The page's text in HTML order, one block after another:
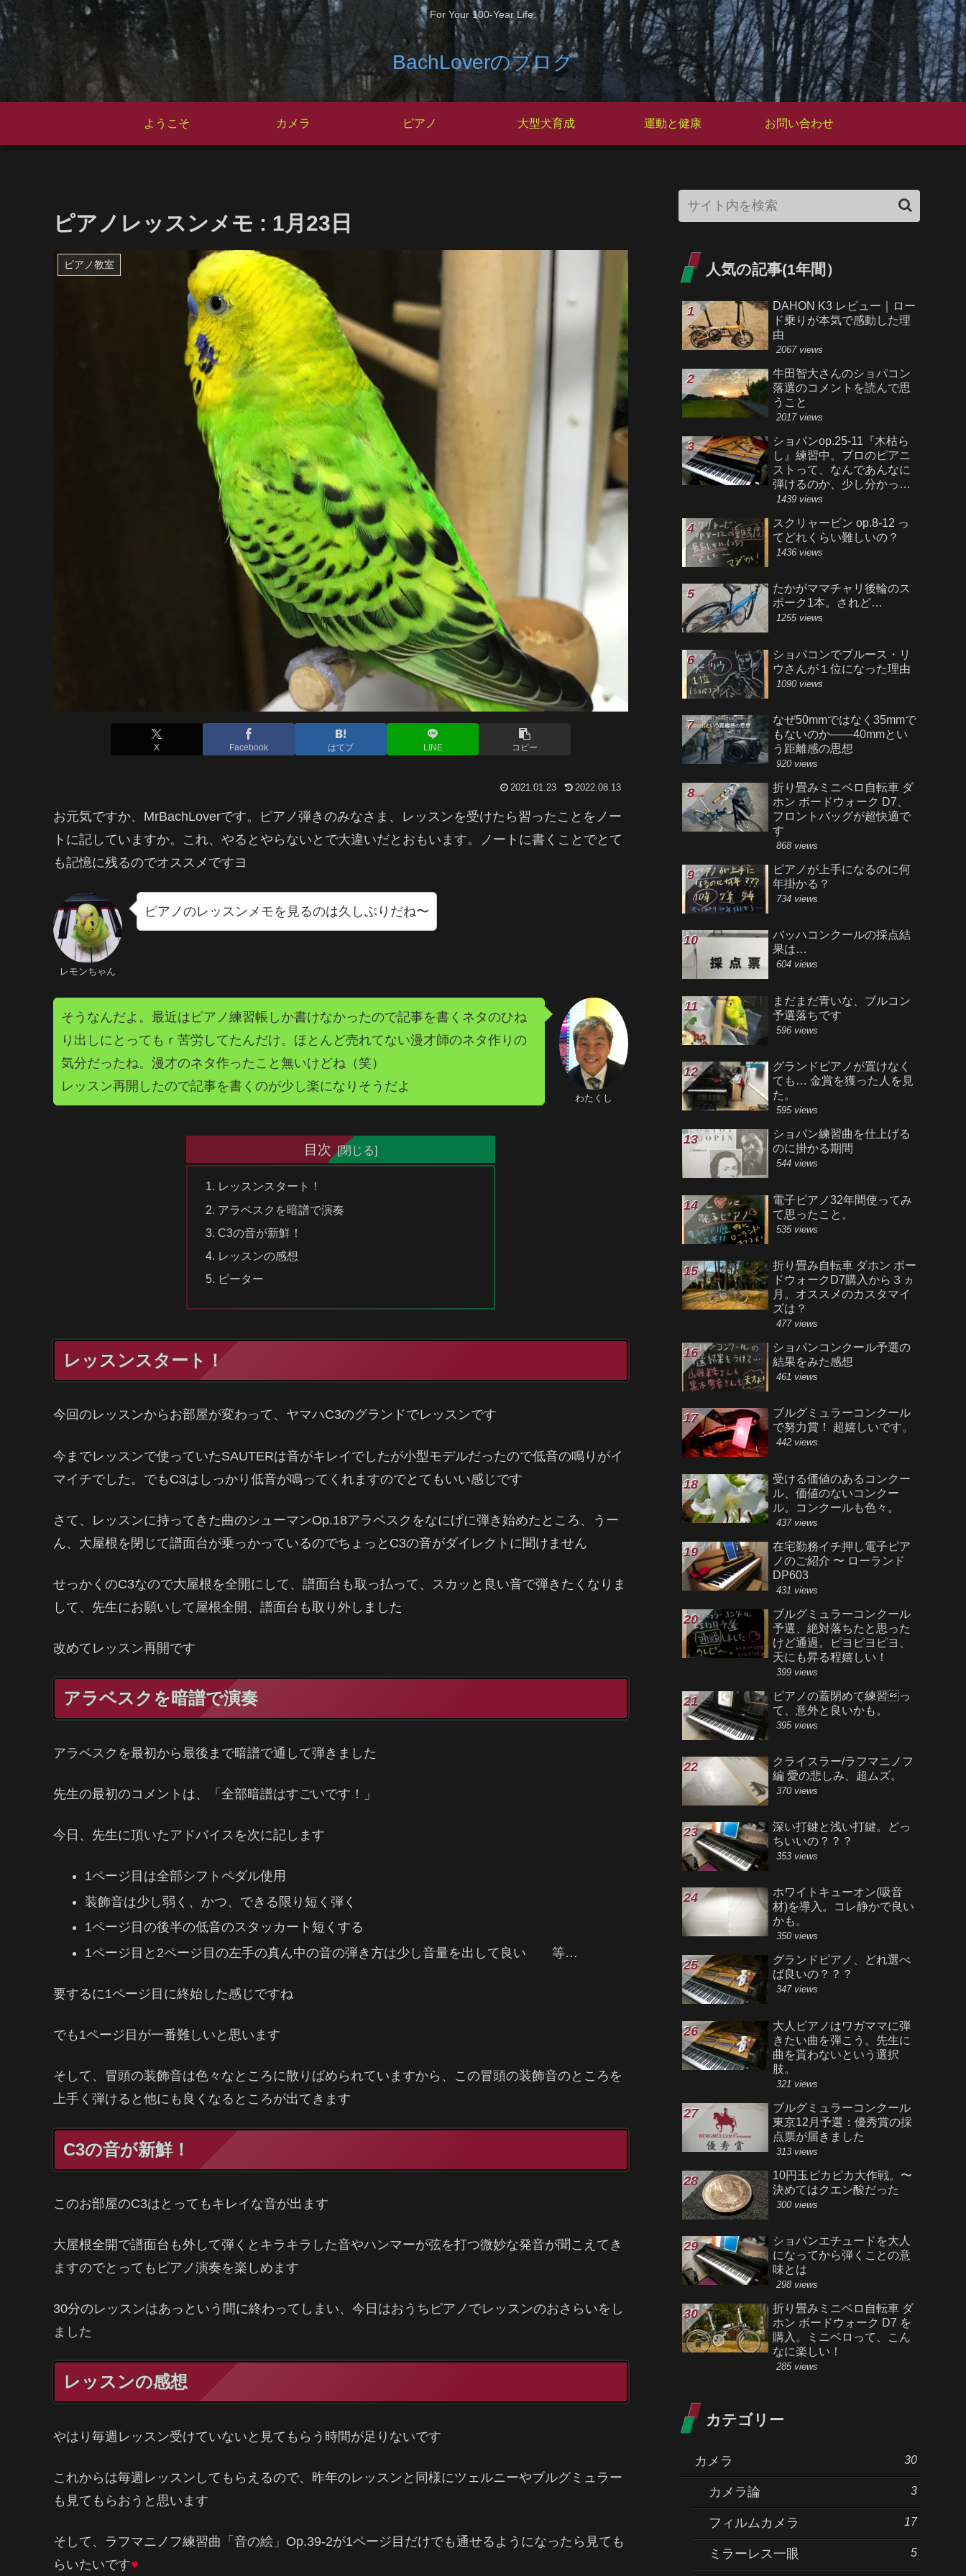
For Your 100-Year Life.
BachLoverのブログ
ようこそ カメラ ピアノ 大型犬育成 運動と健康 お問い合わせ
ピアノレッスンメモ : 1月23日
ピアノ教室
X Facebook はてブ LINE コピー
2021.01.23 2022.08.13
お元気ですか、MrBachLoverです。ピアノ弾きのみなさま、レッスンを受けたら習ったことをノー
トに記していますか。これ、やるとやらないとで大違いだとおもいます。ノートに書くことでとて
も記憶に残るのでオススメですヨ
レモンちゃん
ピアノのレッスンメモを見るのは久しぶりだね〜
わたくし
そうなんだよ。最近はピアノ練習帳しか書けなかったので記事を書くネタのひね
り出しにとってもｒ苦労してたんだけ。ほとんど売れてない漫才師のネタ作りの
気分だったね。漫才のネタ作ったこと無いけどね（笑）
レッスン再開したので記事を書くのが少し楽になりそうだよ
目次
レッスンスタート！
アラベスクを暗譜で演奏
C3の音が新鮮！
レッスンの感想
ピーター
レッスンスタート！
今回のレッスンからお部屋が変わって、ヤマハC3のグランドでレッスンです
今までレッスンで使っていたSAUTERは音がキレイでしたが小型モデルだったので低音の鳴りがイ
マイチでした。でもC3はしっかり低音が鳴ってくれますのでとてもいい感じです
さて、レッスンに持ってきた曲のシューマンOp.18アラベスクをなにげに弾き始めたところ、うー
ん、大屋根を閉じて譜面台が乗っかっているのでちょっとC3の音がダイレクトに聞けません
せっかくのC3なので大屋根を全開にして、譜面台も取っ払って、スカッと良い音で弾きたくなりま
して、先生にお願いして屋根全開、譜面台も取り外しました
改めてレッスン再開です
アラベスクを暗譜で演奏
アラベスクを最初から最後まで暗譜で通して弾きました
先生の最初のコメントは、「全部暗譜はすごいです！」
今日、先生に頂いたアドバイスを次に記します
1ページ目は全部シフトペダル使用
装飾音は少し弱く、かつ、できる限り短く弾く
1ページ目の後半の低音のスタッカート短くする
1ページ目と2ページ目の左手の真ん中の音の弾き方は少し音量を出して良い 等…
要するに1ページ目に終始した感じですね
でも1ページ目が一番難しいと思います
そして、冒頭の装飾音は色々なところに散りばめられていますから、この冒頭の装飾音のところを
上手く弾けると他にも良くなるところが出てきます
C3の音が新鮮！
このお部屋のC3はとってもキレイな音が出ます
大屋根全開で譜面台も外して弾くとキラキラした音やハンマーが弦を打つ微妙な発音が聞こえてき
ますのでとってもピアノ演奏を楽しめます
30分のレッスンはあっという間に終わってしまい、今日はおうちピアノでレッスンのおさらいをし
ました
レッスンの感想
やはり毎週レッスン受けていないと見てもらう時間が足りないです
これからは毎週レッスンしてもらえるので、昨年のレッスンと同様にツェルニーやブルグミュラー
も見てもらおうと思います
そして、ラフマニノフ練習曲「音の絵」Op.39-2が1ページ目だけでも通せるようになったら見ても
らいたいです♥
人気の記事(1年間）
DAHON K3 レビュー｜ロー
ド乗りが本気で感動した理
由
2067 views
牛田智大さんのショパコン
落選のコメントを読んで思
うこと
2017 views
ショパンop.25-11『木枯ら
し』練習中。プロのピアニ
ストって、なんであんなに
弾けるのか、少し分かった
気がする。
1439 views
スクリャービン op.8-12 っ
てどれくらい難しいの？
1436 views
たかがママチャリ後輪のス
ポーク1本。されど…
1255 views
ショパコンでブルース・リ
ウさんが１位になった理由
1090 views
なぜ50mmではなく35mmで
もないのか――40mmとい
う距離感の思想
920 views
折り畳みミニベロ自転車 ダ
ホン ボードウォーク D7、
フロントバッグが超快適で
す
868 views
ピアノが上手になるのに何
年掛かる？
734 views
バッハコンクールの採点結
果は…
604 views
まだまだ青いな、ブルコン
予選落ちです
596 views
グランドピアノが置けなく
ても… 金賞を獲った人を見
た。
595 views
ショパン練習曲を仕上げる
のに掛かる期間
544 views
電子ピアノ32年間使ってみ
て思ったこと。
535 views
折り畳み自転車 ダホン ボー
ドウォークD7購入から３ヵ
月。オススメのカスタマイ
ズは？
477 views
ショパンコンクール予選の
結果をみた感想
461 views
ブルグミュラーコンクール
で努力賞！ 超嬉しいです。
442 views
受ける価値のあるコンクー
ル、価値のないコンクー
ル。コンクールも色々。
437 views
在宅勤務イチ押し電子ピア
ノのご紹介 〜 ローランド
DP603
431 views
ブルグミュラーコンクール
予選、絶対落ちたと思った
けど通過。ピヨピヨピヨ、
天にも昇る程嬉しい！
399 views
ピアノの蓋閉めて練習っ
て、意外と良いかも。
395 views
クライスラー/ラフマニノフ
編 愛の悲しみ、超ムズ。
370 views
深い打鍵と浅い打鍵。どっ
ちいいの？？？
353 views
ホワイトキューオン(吸音
材)を導入。コレ静かで良い
かも。
350 views
グランドピアノ、どれ選べ
ば良いの？？？
347 views
大人ピアノはワガママに弾
きたい曲を弾こう。先生に
曲を貰わないという選択
肢。
321 views
ブルグミュラーコンクール
東京12月予選：優秀賞の採
点票が届きました
313 views
10円玉ピカピカ大作戦。〜
決めてはクエン酸だった
300 views
ショパンエチュードを大人
になってから弾くことの意
味とは
298 views
折り畳みミニベロ自転車 ダ
ホン ボードウォーク D7 を
購入。ミニベロって、こん
なに楽しい！
285 views
カテゴリー
カメラ 30
カメラ論 3
フィルムカメラ 17
ミラーレス一眼 5